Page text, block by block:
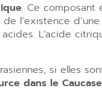
. Ce composant
l’existence
L’acide
si elles
dans le Caucase